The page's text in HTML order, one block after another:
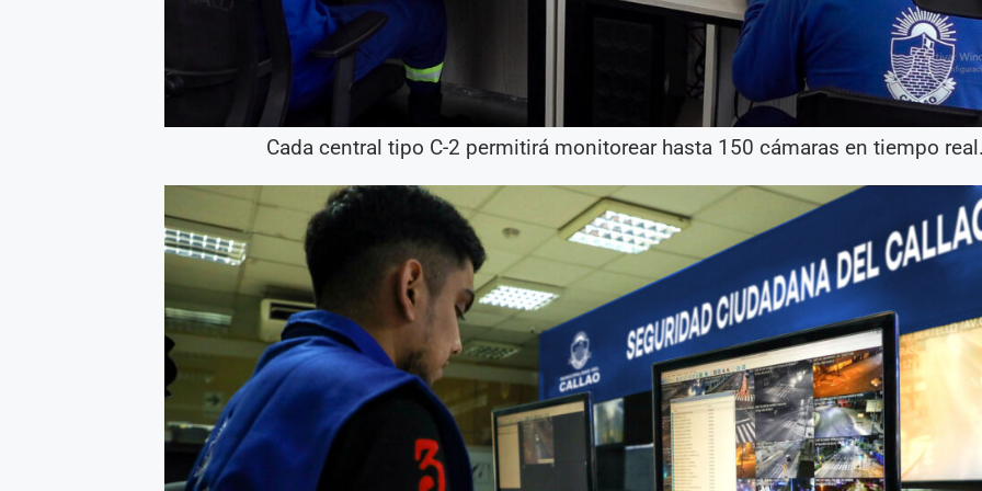
Cada central tipo C-2 permitirá monitorear hasta 150 cámaras en tiempo